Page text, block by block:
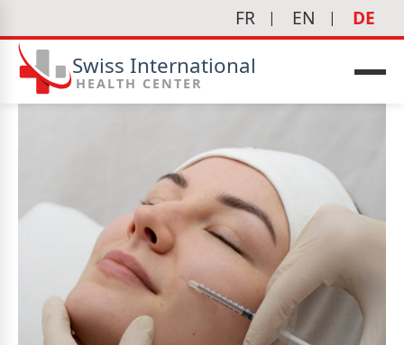
FR EN DE
Swiss International
HEALTH CENTER